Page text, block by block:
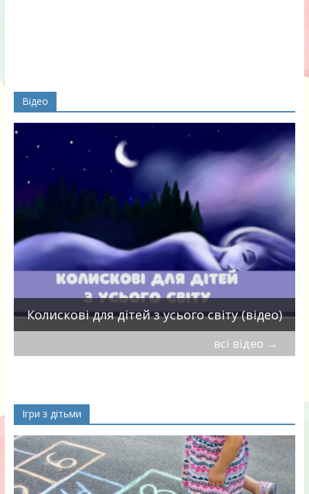
Відео
Колискові для дітей з усього світу (відео)
всі відео →
Ігри з дітьми